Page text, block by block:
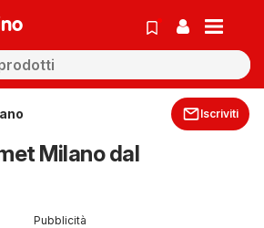
Iscriviti
Milano dal
Pubblicità